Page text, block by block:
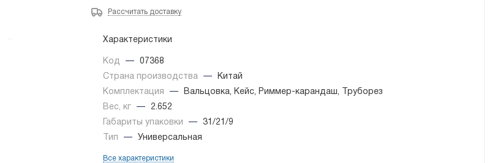
Рассчитать доставку
Характеристики
Код —
07368
Страна производства
—
Китай
Комплектация
—
Вальцовка, Кейс, Риммер-карандаш, Труборез
Вес, кг
—
2.652
Габариты упаковки
—
31/21/9
Тип
— Универсальная
Все характеристики